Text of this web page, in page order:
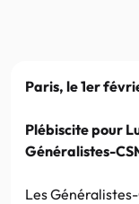
Paris, le 1er
Plébiscite pour
Généralistes-
Les